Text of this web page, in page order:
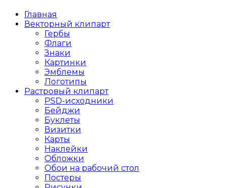
Главная
Векторный клипарт
Гербы
Флаги
Знаки
Картинки
Эмблемы
Логотипы
Растровый клипарт
PSD-исходники
Бейджи
Буклеты
Визитки
Карты
Наклейки
Обложки
Обои на рабочий стол
Постеры